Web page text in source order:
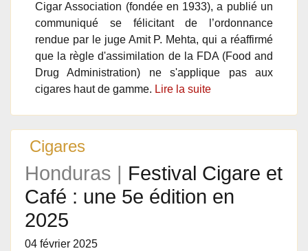
Cigar Association (fondée en 1933), a publié un
communiqué se félicitant de l’ordonnance
rendue par le juge Amit P. Mehta, qui a réaffirmé
que la règle d'assimilation de la FDA (Food and
Drug Administration) ne s'applique pas aux
cigares haut de gamme. Lire la suite
Cigares
Honduras | Festival Cigare et
Café : une 5e édition en
2025
04 février 2025